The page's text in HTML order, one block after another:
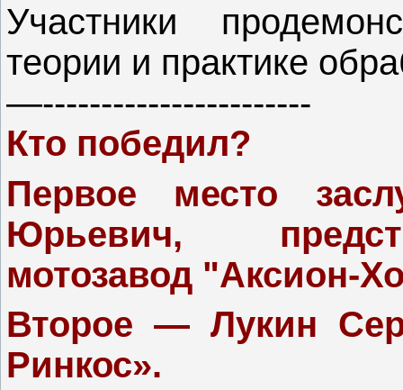
Участники
теории и практике
—-----------------------
Кто победил?
Первое место
Юрьевич,
мотозавод "Аксион-
Второе — Лукин
Ринкос».